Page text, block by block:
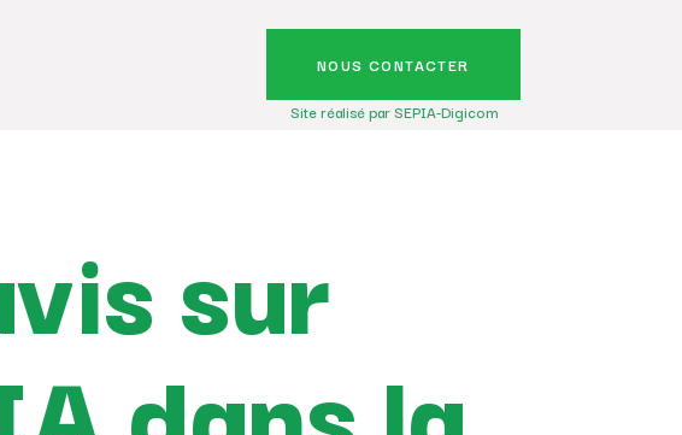
NOUS CONTACTER
Site réalisé par SEPIA-Digicom
sur